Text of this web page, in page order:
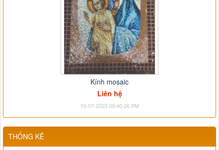
Kính mosaic
Liên hệ
10-07-2023 09:40:26 PM
THỐNG KÊ